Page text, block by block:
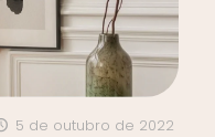
5 de outubro de 2022